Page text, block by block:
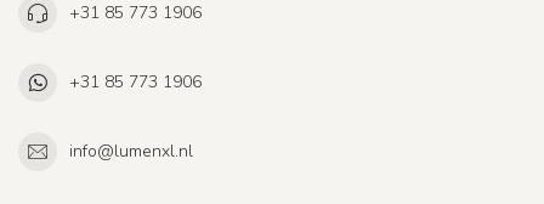
+31 85 773 1906
+31 85 773 1906
info@lumenxl.nl